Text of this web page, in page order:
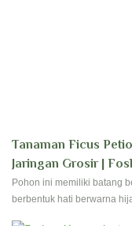
Tanaman Ficus
Jaringan Grosir |
Pohon ini memiliki batang
berbentuk hati berwarna